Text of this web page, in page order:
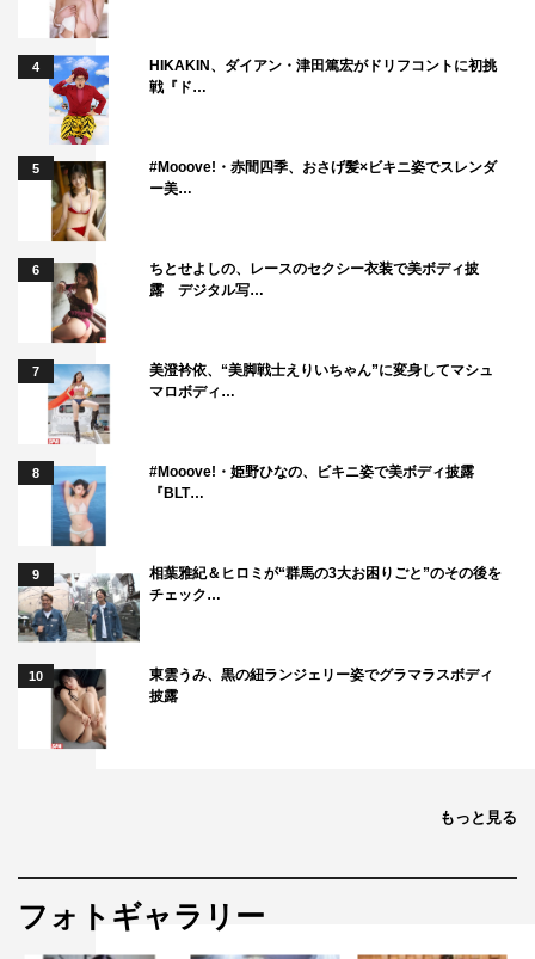
4
HIKAKIN、ダイアン・津田篤宏がドリフコントに初挑
戦『ド…
5
#Mooove!・赤間四季、おさげ髪×ビキニ姿でスレンダ
ー美…
6
ちとせよしの、レースのセクシー衣装で美ボディ披
露 デジタル写…
7
美澄衿依、“美脚戦士えりいちゃん”に変身してマシュ
マロボディ…
8
#Mooove!・姫野ひなの、ビキニ姿で美ボディ披露
『BLT…
9
相葉雅紀＆ヒロミが“群馬の3大お困りごと”のその後を
チェック…
10
東雲うみ、黒の紐ランジェリー姿でグラマラスボディ
披露
もっと見る
フォトギャラリー